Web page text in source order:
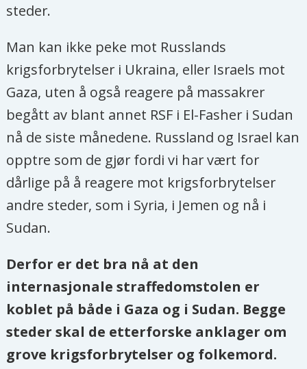
steder.
Man kan ikke peke mot Russlands
krigsforbrytelser i Ukraina, eller Israels mot
Gaza, uten å også reagere på massakrer
begått av blant annet RSF i El-Fasher i Sudan
nå de siste månedene. Russland og Israel kan
opptre som de gjør fordi vi har vært for
dårlige på å reagere mot krigsforbrytelser
andre steder, som i Syria, i Jemen og nå i
Sudan.
Derfor er det bra nå at den
internasjonale straffedomstolen er
koblet på både i Gaza og i Sudan. Begge
steder skal de etterforske anklager om
grove krigsforbrytelser og folkemord.